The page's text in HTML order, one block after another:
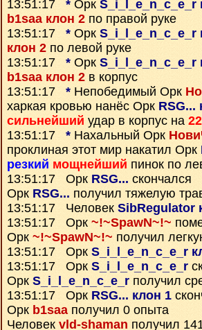
13:51:17 * Орк S_i_l_e_n_c_e_r
b1saa клон 2 по правой руке
13:51:17 * Орк S_i_l_e_n_c_e_r
клон 2 по левой руке
13:51:17 * Орк S_i_l_e_n_c_e_r
b1saa клон 2 в корпус
13:51:17 * Непобедимый Орк
харкая кровью нанёс Орк RSG...
сильнейший удар в корпус на
13:51:17 * Нахальный Орк
проклиная этот мир накатил Орк
резкий мощнейший пинок по
13:51:17 Орк RSG... скончался
Орк RSG... получил тяжелую
13:51:17 Человек SibRegulator
13:51:17 Орк ~!~SpawN~!~
Орк ~!~SpawN~!~ получил
13:51:17 Орк S_i_l_e_n_c_e_r
13:51:17 Орк S_i_l_e_n_c_e_r
Орк S_i_l_e_n_c_e_r получил
13:51:17 Орк RSG... клон 1
Орк b1saaполучил 0 опыта
Человек vld-shaman получил